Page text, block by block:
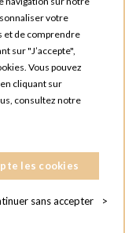
du Touch
votre
et de comprendre
sur "J’accepte",
Vous pouvez
cliquant sur
consultez notre
les cookies
sans accepter >